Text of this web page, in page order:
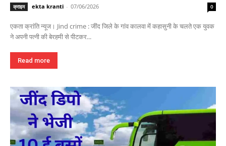
क्राइम ekta kranti - 07/06/2026 0
एकता क्रांति न्यूज। Jind crime : जींद जिले के गांव कालवा में कहासुनी के चलते एक युवक
ने अपनी पत्नी की बेरहमी से पीटकर...
Read more